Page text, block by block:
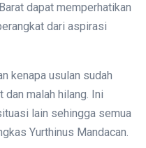
dapat memperhatikan
dari aspirasi
kenapa usulan sudah
malah hilang. Ini
lain sehingga semua
Yurthinus Mandacan.